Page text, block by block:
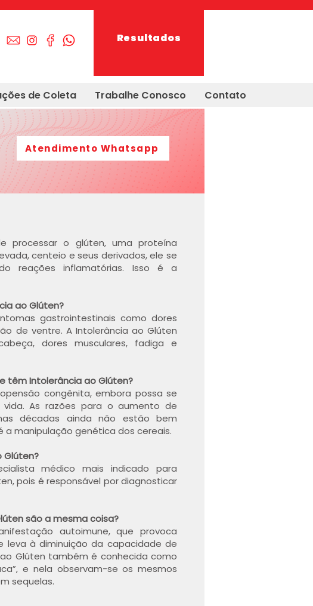
Resultados
de Coleta Trabalhe Conosco Contato
Atendimento Whatsapp
processar o glúten, uma proteína
centeio e seus derivados, ele se
reações inflamatórias. Isso é a
ao Glúten?
gastrointestinais como dores
de ventre. A Intolerância ao Glúten
dores musculares, fadiga e
têm Intolerância ao Glúten?
congênita, embora possa se
As razões para o aumento de
décadas ainda não estão bem
manipulação genética dos cereais.
Glúten?
médico mais indicado para
pois é responsável por diagnosticar
são a mesma coisa?
autoimune, que provoca
leva à diminuição da capacidade de
Glúten também é conhecida como
e nela observam-se os mesmos
sequelas.